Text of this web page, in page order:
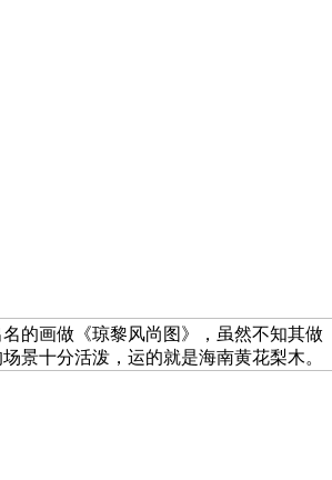
的画做《琼黎风尚图》，虽然不知其做
景十分活泼，运的就是海南黄花梨木。